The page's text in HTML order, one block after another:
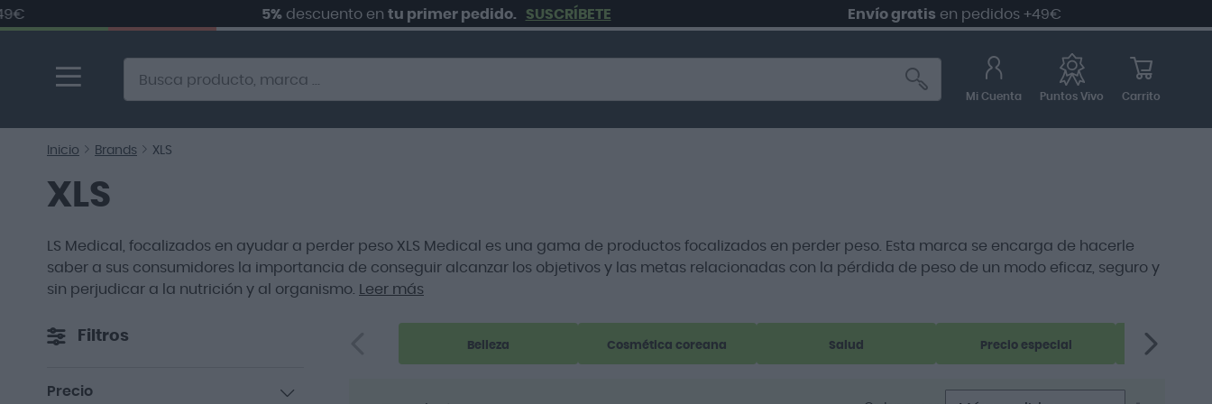
descuento entu primer pedido. SUSCRÍBETE Envío gratisen pedidos +49€
contenido
Alternative to Doofinder Ecommerce Search
Mi Cuenta Puntos Vivo Carrito
Inicio Brands XLS
XLS
LS Medical, focalizados en ayudar a perder peso XLS Medical es una gama de productos focalizados en perder peso. Esta marca se encarga de hacerle
saber a sus consumidores la importancia de conseguir alcanzar los objetivos y las metas relacionadas con la pérdida de peso de un modo eficaz, seguro y
sin perjudicar a la nutrición y al organismo. Leer más
Belleza Cosmética coreana Salud Precio especial
Filtros
Precio